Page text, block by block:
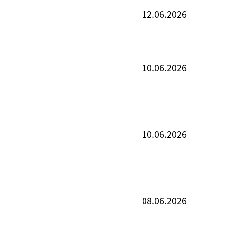
12.06.2026
10.06.2026
10.06.2026
08.06.2026